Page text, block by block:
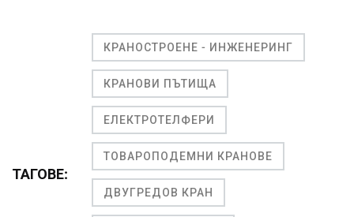
ТАГОВЕ:
КРАНОСТРОЕНЕ - ИНЖЕНЕРИНГ
КРАНОВИ ПЪТИЩА
ЕЛЕКТРОТЕЛФЕРИ
ТОВАРОПОДЕМНИ КРАНОВЕ
ДВУГРЕДОВ КРАН